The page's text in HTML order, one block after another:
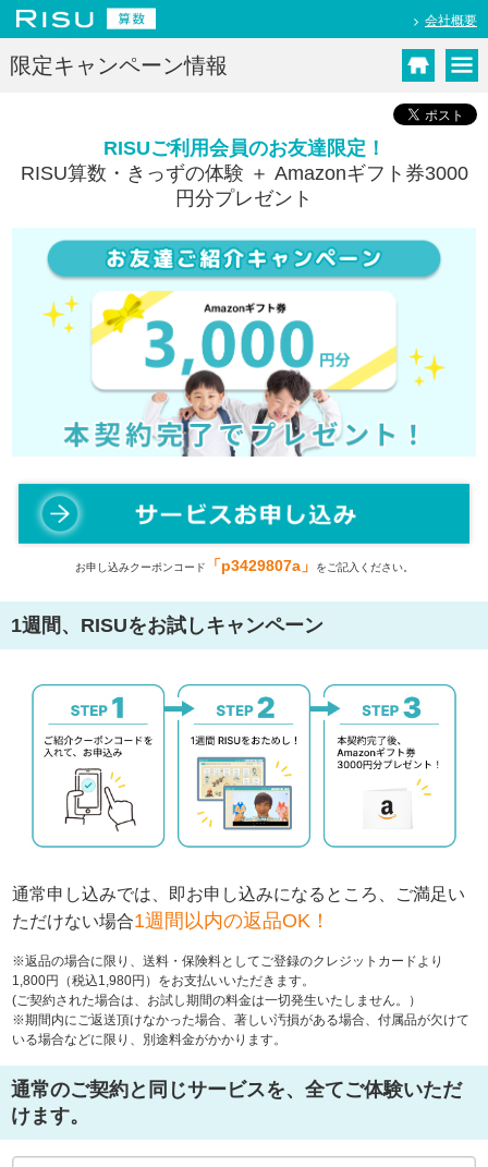
会社概要
限定キャンペーン情報
RISUご利用会員のお友達限定！
RISU算数・きっずの体験 ＋ Amazonギフト券3000
円分プレゼント
お申し込みクーポンコード 「p3429807a」 をご記入ください。
1週間、RISUをお試しキャンペーン
通常申し込みでは、即お申し込みになるところ、
ご満足い
ただけない場合1週間以内の返品OK！
※返品の場合に限り、送料・保険料としてご登録のクレジットカードより
1,800円（税込1,980円）をお支払いいただきます。
(ご契約された場合は、お試し期間の料金は一切発生いたしません。）
※期間内にご返送頂けなかった場合、著しい汚損がある場合、付属品が欠けて
いる場合などに限り、別途料金がかかります。
通常のご契約と同じサービスを、全てご体験いただ
けます。